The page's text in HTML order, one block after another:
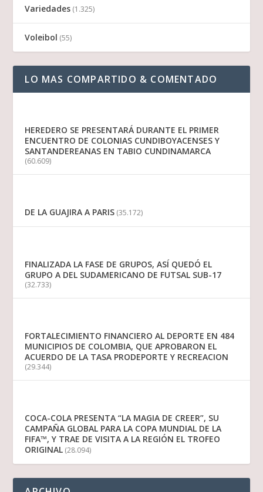
Variedades (1.325)
Voleibol (55)
LO MAS COMPARTIDO & COMENTADO
HEREDERO SE PRESENTARÁ DURANTE EL PRIMER
ENCUENTRO DE COLONIAS CUNDIBOYACENSES Y
SANTANDEREANAS EN TABIO CUNDINAMARCA
(60.609)
DE LA GUAJIRA A PARIS (35.172)
FINALIZADA LA FASE DE GRUPOS, ASÍ QUEDÓ EL
GRUPO A DEL SUDAMERICANO DE FUTSAL SUB-17
(32.733)
FORTALECIMIENTO FINANCIERO AL DEPORTE EN 484
MUNICIPIOS DE COLOMBIA, QUE APROBARON EL
ACUERDO DE LA TASA PRODEPORTE Y RECREACION
(29.344)
COCA-COLA PRESENTA “LA MAGIA DE CREER”, SU
CAMPAÑA GLOBAL PARA LA COPA MUNDIAL DE LA
FIFA™, Y TRAE DE VISITA A LA REGIÓN EL TROFEO
ORIGINAL (28.094)